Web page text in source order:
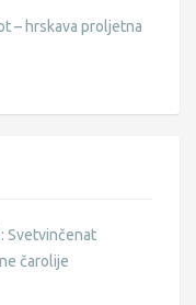
– hrskava proljetna
Svetvinčenat
čarolije